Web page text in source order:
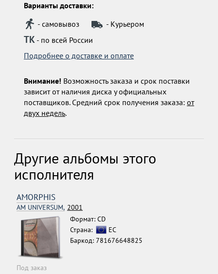
Варианты доставки:
- самовывоз
- Курьером
ТК- по всей России
Подробнее о доставке и оплате
Внимание! Возможность заказа и срок поставки
зависит от наличия диска у официальных
поставщиков. Средний срок получения заказа: от
двух недель.
Другие альбомы этого
исполнителя
AMORPHIS
AM UNIVERSUM, 2001
Формат: CD
Страна:
ЕС
Баркод: 781676648825
Под заказ